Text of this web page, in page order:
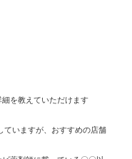
細を教えていただけます
ていますが、おすすめの店舗